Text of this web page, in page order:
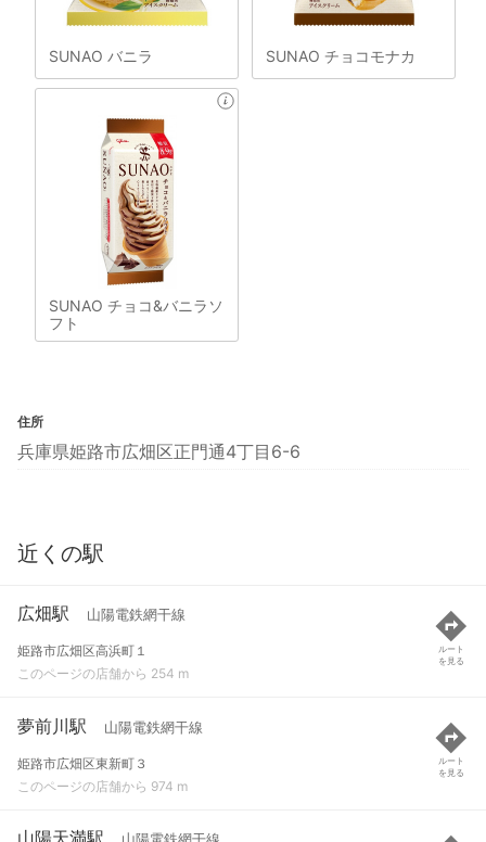
SUNAO バニラ SUNAO チョコモナカ
SUNAO チョコ&バニラソ
フト
住所
兵庫県姫路市広畑区正門通4丁目6-6
近くの駅
広畑駅 山陽電鉄網干線
姫路市広畑区高浜町１
このページの店舗から 254 m
ルート
を見る
夢前川駅 山陽電鉄網干線
姫路市広畑区東新町３
このページの店舗から 974 m
ルート
を見る
山陽天満駅